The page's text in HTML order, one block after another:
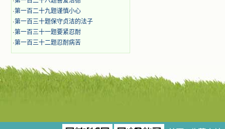
·第一百二十九题谨慎小心
·第一百三十题保守贞洁的法子
·第一百三十一题要紧忍耐
·第一百三十二题忍耐病苦